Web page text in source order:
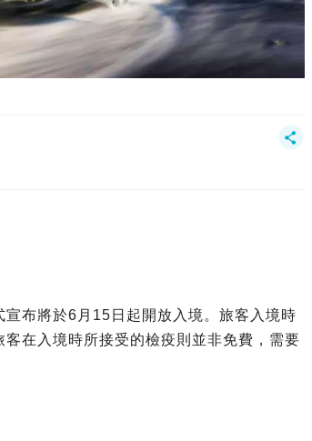
宣布將於6月15日起開放入境。旅客入境時
在入境時所接受的檢疫則並非免費，需要